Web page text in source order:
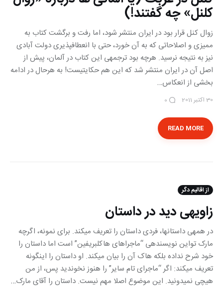
کلنل» چه گفتند!)
زوال کنل قرار بود در ایران منتشر شود، اما رفت و برگشت کتاب به
ممیزی و اصلاحاتی که به آن خورد، حتی با انعطاف‎پذیری دولت آبادی
نیز به نتیجه نرسید. هرچه بود ترجمه‎ی این کتاب در آلمان، پیش از
اصل آن در ایران منتشر شد که این هم حکایتی‎ست! به هرحال در ادامه
بخشی از انعکاس…
30 اکتبر 2011 0
READ MORE
از اقالیم دگر
زاویه‎ی دید در داستان
در همه‎ی داستانها، فردی داستان را تعریف می‎‏کند. برای نمونه، اگرچه
مارک تواین نویسنده‎ی “ماجراهای هاکلبری‏فین” است اما داستان را
تعریف می‎‏کند: اگر “ماجرای تام سایر” را هنوز نخوندید پس، از من
هیچی‏ نمی‎‏دونید. این موضوع اصلا مهم نیست. داستان را آقای مارک‏…